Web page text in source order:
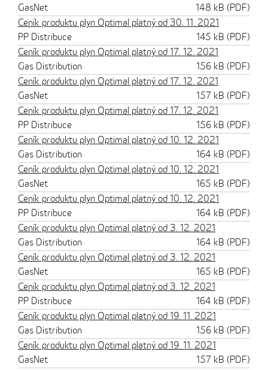
GasNet
148 kB (PDF)
Ceník produktu plyn Optimal platný od 30. 11. 2021
PP Distribuce
145 kB (PDF)
Ceník produktu plyn Optimal platný od 17. 12. 2021
Gas Distribution
156 kB (PDF)
Ceník produktu plyn Optimal platný od 17. 12. 2021
GasNet
157 kB (PDF)
Ceník produktu plyn Optimal platný od 17. 12. 2021
PP Distribuce
156 kB (PDF)
Ceník produktu plyn Optimal platný od 10. 12. 2021
Gas Distribution
164 kB (PDF)
Ceník produktu plyn Optimal platný od 10. 12. 2021
GasNet
165 kB (PDF)
Ceník produktu plyn Optimal platný od 10. 12. 2021
PP Distribuce
164 kB (PDF)
Ceník produktu plyn Optimal platný od 3. 12. 2021
Gas Distribution
164 kB (PDF)
Ceník produktu plyn Optimal platný od 3. 12. 2021
GasNet
165 kB (PDF)
Ceník produktu plyn Optimal platný od 3. 12. 2021
PP Distribuce
164 kB (PDF)
Ceník produktu plyn Optimal platný od 19. 11. 2021
Gas Distribution
156 kB (PDF)
Ceník produktu plyn Optimal platný od 19. 11. 2021
GasNet
157 kB (PDF)